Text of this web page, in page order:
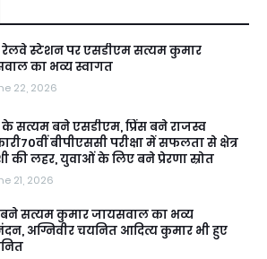
रेलवे स्टेशन पर एसडीएम सत्यम कुमार
का भव्य स्वागत
22, 2026
के सत्यम बने एसडीएम, प्रिंस बने राजस्व
बीपीएससी परीक्षा में सफलता से क्षेत्र
की लहर, युवाओं के लिए बने प्रेरणा स्रोत
21, 2026
बने सत्यम कुमार जायसवाल का भव्य
अग्निवीर चयनित आदित्य कुमार भी हुए